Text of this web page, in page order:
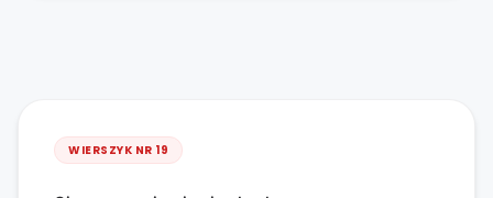
WIERSZYK NR 19